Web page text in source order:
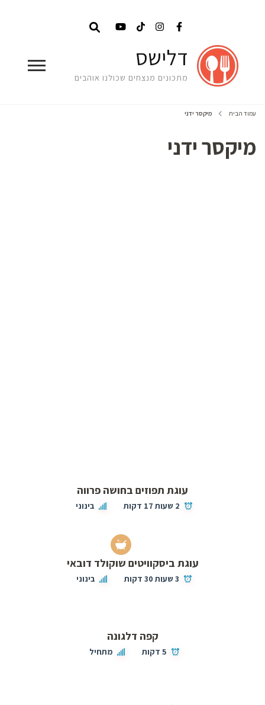
דלישס
מתכונים מנצחים שכולנו אוהבים
עמוד הבית מיקסר ידני
מיקסר ידני
עוגת תפוזים בחושה פרווה
2 שעות 17 דקות בינוני
עוגת ביסקוויטים שוקולד דובאי
3 שעות 30 דקות בינוני
קפה דלגונה
5 דקות מתחיל